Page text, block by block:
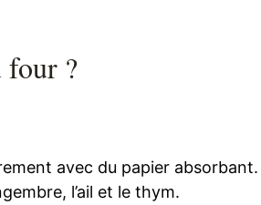
four ?
avec du papier absorbant.
l’ail et le thym.